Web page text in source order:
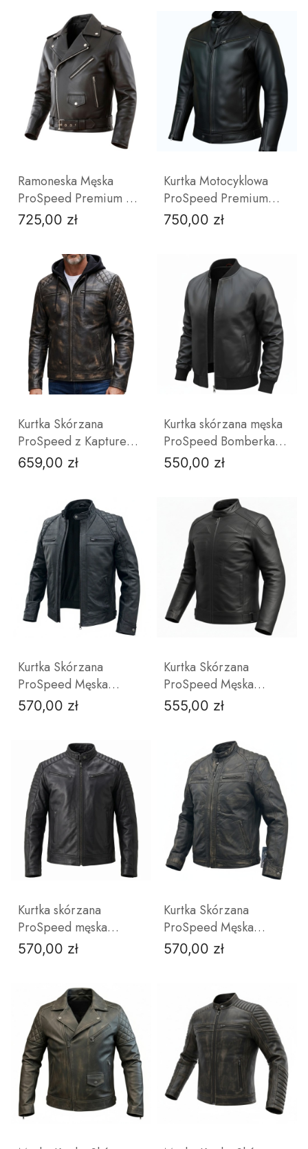
ZOBACZ PRODUKT ZOBACZ PRODUKT
Ramoneska Męska
ProSpeed Premium –
Skóra Bydlęca Anilina |
Kultowa Kurtka
Motocyklowa
Cena
725,00 zł
ZOBACZ PRODUKT
Kurtka Motocyklowa
ProSpeed Premium
Cowhide Black | Gruba
Skóra | YKK
Cena
750,00 zł
ZOBACZ PRODUKT
Kurtka Skórzana
ProSpeed z Kapturem
Royal | Przecierana |
2w1 | Styl Urban Moto
Cena
659,00 zł
ZOBACZ PRODUKT
Kurtka skórzana męska
ProSpeed Bomberka
owcza skóra czarna
Cena
550,00 zł
ZOBACZ PRODUKT
Kurtka Skórzana
ProSpeed Męska
Czarna | Skóra Owcza
Cena
570,00 zł
ZOBACZ PRODUKT
Kurtka Skórzana
ProSpeed Męska
Miękka Owcza Sport
Style
Cena
555,00 zł
ZOBACZ PRODUKT
Kurtka skórzana
ProSpeed męska
motocyklowa czarna
Cena
570,00 zł
ZOBACZ PRODUKT
Kurtka Skórzana
ProSpeed Męska
Przecierana Vintage |
Skóra Owcza
Cena
570,00 zł
ZOBACZ PRODUKT